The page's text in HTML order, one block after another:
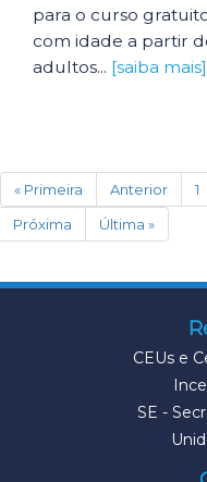
para o curso
com idade a partir
adultos... [saiba mais]
« Primeira Anterior 1
Próxima
Última »
CEUs e
SE -